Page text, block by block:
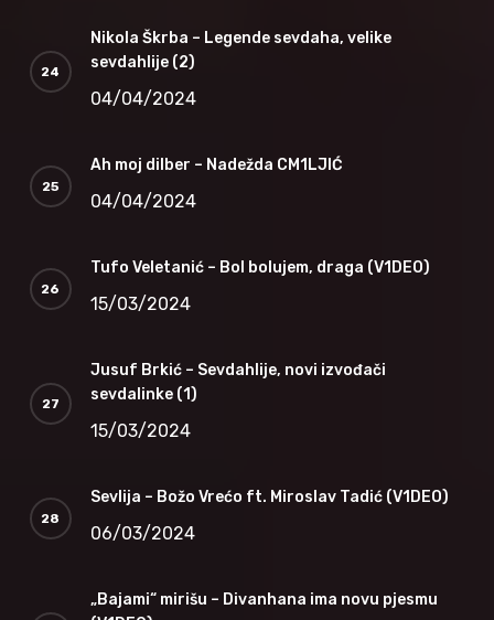
Nikola Škrba – Legende sevdaha, velike
sevdahlije (2)
04/04/2024
Ah moj dilber – Nadežda CM1LJIĆ
04/04/2024
Tufo Veletanić – Bol bolujem, draga (V1DEO)
15/03/2024
Jusuf Brkić – Sevdahlije, novi izvođači
sevdalinke (1)
15/03/2024
Sevlija – Božo Vrećo ft. Miroslav Tadić (V1DEO)
06/03/2024
„Bajami“ mirišu – Divanhana ima novu pjesmu